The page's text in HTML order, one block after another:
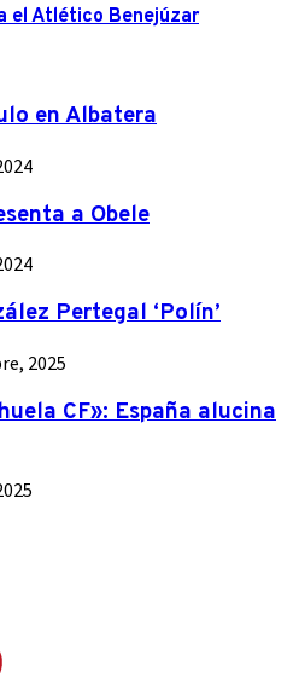
el Atlético Benejúzar
en Albatera
a Obele
Pertegal ‘Polín’
2025
CF»: España alucina